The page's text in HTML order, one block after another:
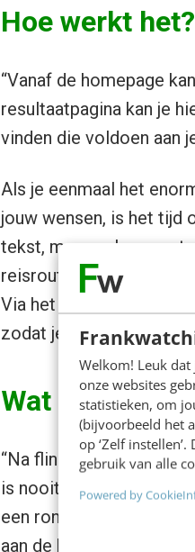
Welkom! Leuk
onze websites
statistieken, om
(bijvoorbeeld het
op ‘Zelf
gebruik van alle
Powered by
Hoe werkt het?
“Vanaf de homepage
resultaatpagina kan je
vinden die voldoen aan
Als je eenmaal het
jouw wensen, is het tijd
tekst, maar ook op
reisroutes met elkaar
Via het tabje ‘Routes’
zodat je heel precies de
Wat zijn de
“Na flink wat maanden
is nooit af, maar ook
een rondreis zoeken.
aan de hand van